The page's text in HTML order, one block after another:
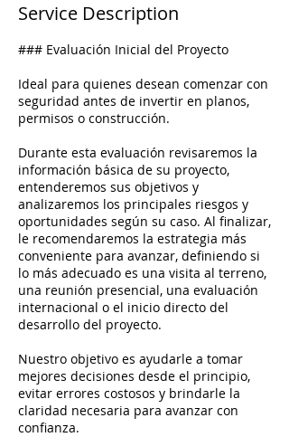
n
Service Description
### Evaluación Inicial del Proyecto
Ideal para quienes desean comenzar con
seguridad antes de invertir en planos,
permisos o construcción.
Durante esta evaluación revisaremos la
información básica de su proyecto,
entenderemos sus objetivos y
analizaremos los principales riesgos y
oportunidades según su caso. Al finalizar,
le recomendaremos la estrategia más
conveniente para avanzar, definiendo si
lo más adecuado es una visita al terreno,
una reunión presencial, una evaluación
internacional o el inicio directo del
desarrollo del proyecto.
Nuestro objetivo es ayudarle a tomar
mejores decisiones desde el principio,
evitar errores costosos y brindarle la
claridad necesaria para avanzar con
confianza.